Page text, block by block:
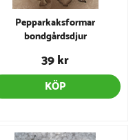
Pepparkaksformar
bondgårdsdjur
39 kr
KÖP